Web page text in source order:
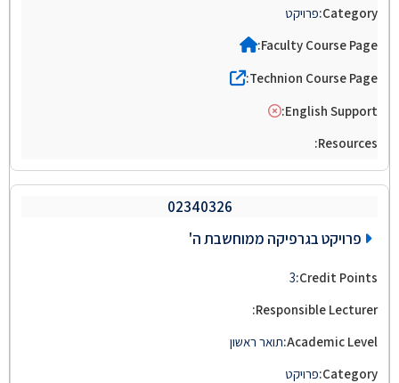
פרויקט
02340326
פרויקט בגרפיקה ממוחשבת ה'
3
תואר ראשון
פרויקט